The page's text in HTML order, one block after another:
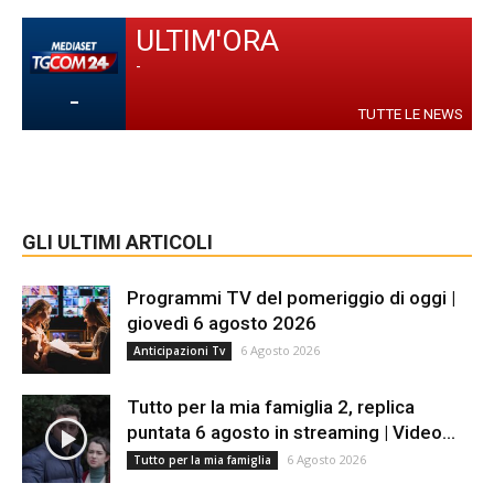
-
ULTIM'ORA
-
TUTTE LE NEWS
GLI ULTIMI ARTICOLI
Programmi TV del pomeriggio di oggi |
giovedì 6 agosto 2026
Anticipazioni Tv 6 Agosto 2026
Tutto per la mia famiglia 2, replica
puntata 6 agosto in streaming | Video...
Tutto per la mia famiglia 6 Agosto 2026